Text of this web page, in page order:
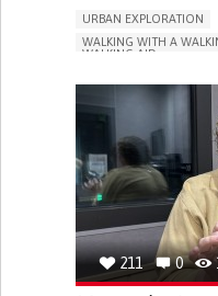
URBAN EXPLORATION
WALKING WITH A
WALKING AID
APP (INCLUDING WHEN
ONLINE SERVICE
VISION PROBLEMS
PROMOTING
OPHTHALMOLOGY
211 0